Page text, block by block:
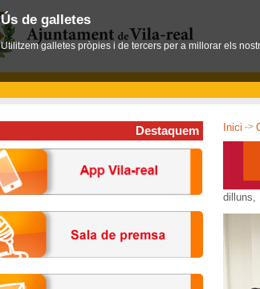
Inici ->
dilluns,
Destaquem
Ús de galletes
Utilitzem galletes pròpies i de tercers per a millorar els